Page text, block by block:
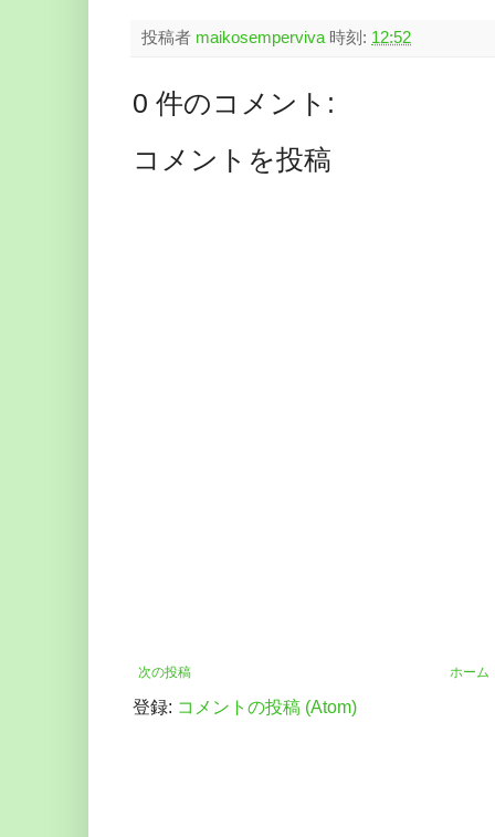
投稿者 maikosemperviva 時刻: 12:52
0 件のコメント:
コメントを投稿
次の投稿 ホーム
登録: コメントの投稿 (Atom)